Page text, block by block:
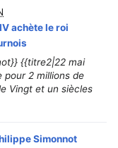
achète le roi
{{titre2|22 mai
pour 2 millions de
Vingt et un siècles
Simonnot